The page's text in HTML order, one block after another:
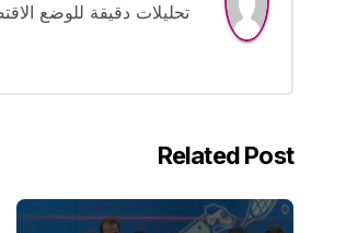
تحليلات دقيقة للوضع
Related Post